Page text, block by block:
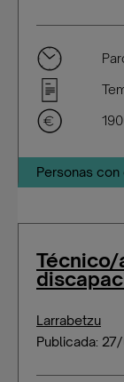
Personas
Técnico/
Larrabetzu
Publicada: